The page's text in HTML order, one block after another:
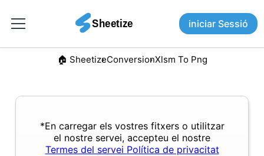
iniciar Sessió
🏠︎ SheetizeConversionXlsm To Png
*En carregar els vostres fitxers o utilitzar
el nostre servei, accepteu el nostre
Termes del servei Política de privacitat